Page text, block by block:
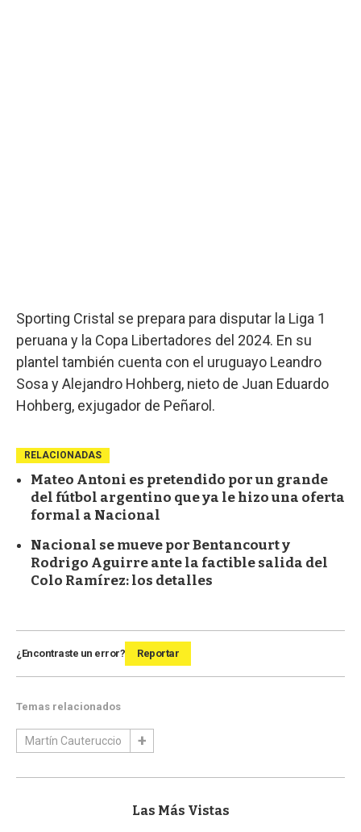
Sporting Cristal se prepara para disputar la Liga 1
peruana y la Copa Libertadores del 2024. En su
plantel también cuenta con el uruguayo Leandro
Sosa y Alejandro Hohberg, nieto de Juan Eduardo
Hohberg, exjugador de Peñarol.
RELACIONADAS
Mateo Antoni es pretendido por un grande
del fútbol argentino que ya le hizo una oferta
formal a Nacional
Nacional se mueve por Bentancourt y
Rodrigo Aguirre ante la factible salida del
Colo Ramírez: los detalles
¿Encontraste un error? Reportar
Temas relacionados
Martín Cauteruccio
Las Más Vistas